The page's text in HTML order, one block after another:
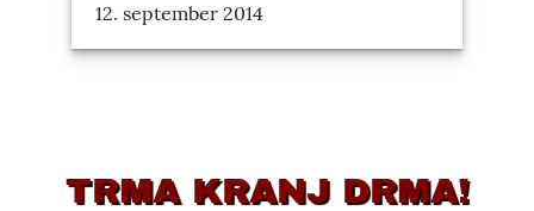
12. september 2014
TRMA KRANJ DRMA!